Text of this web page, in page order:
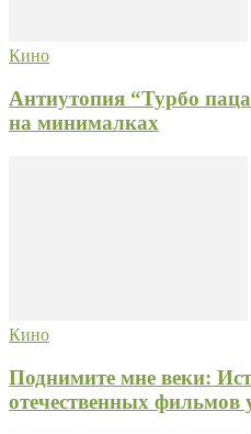
Кино
Антиутопия “Турбо
на минималках
Кино
Поднимите мне веки:
отечественных фильмов